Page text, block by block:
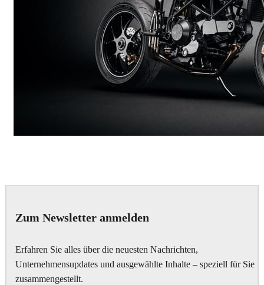
Zum Newsletter anmelden
Erfahren Sie alles über die neuesten Nachrichten,
Unternehmensupdates und ausgewählte Inhalte – speziell für Sie
zusammengestellt.